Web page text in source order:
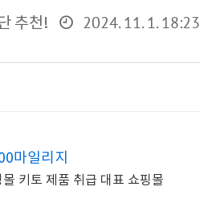
추천! 2024. 11. 1. 18:23
마일리지
키토 제품 취급 대표 쇼핑몰